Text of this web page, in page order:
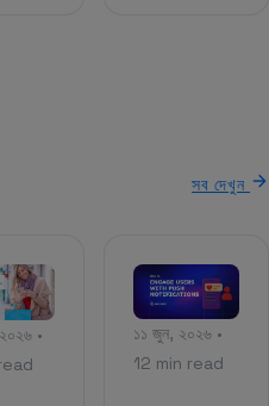
সব দেখুন
•
১১ জুন, ২০২৬ •
12 min read